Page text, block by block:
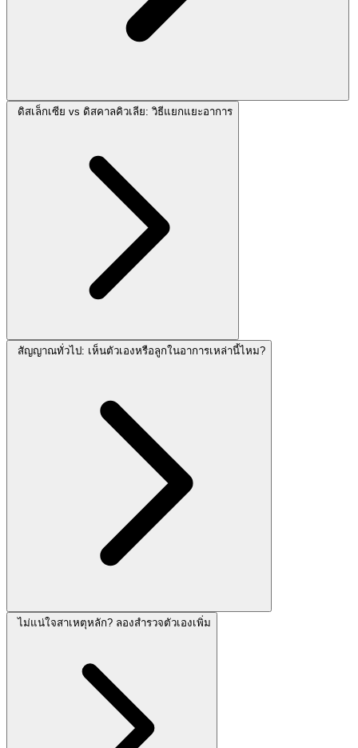
ดิสเล็กเซีย vs ดิสคาลคิวเลีย: วิธีแยกแยะอาการ
สัญญาณทั่วไป: เห็นตัวเองหรือลูกในอาการเหล่านี้ไหม?
ไม่แน่ใจสาเหตุหลัก? ลองสำรวจตัวเองเพิ่ม